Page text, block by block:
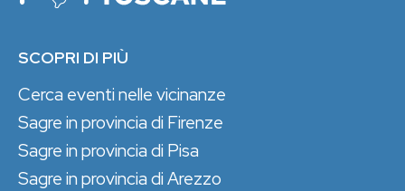
SCOPRI DI PIÙ
Cerca eventi nelle vicinanze
Sagre in provincia di Firenze
Sagre in provincia di Pisa
Sagre in provincia di Arezzo